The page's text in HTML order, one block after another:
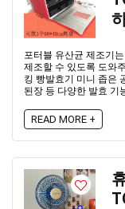
포터블 유산균 제조기
제조할 수 있도록 도와
킹 빵발효기 미니 좁은
된장 등 다양한 발효 기
READ MORE +